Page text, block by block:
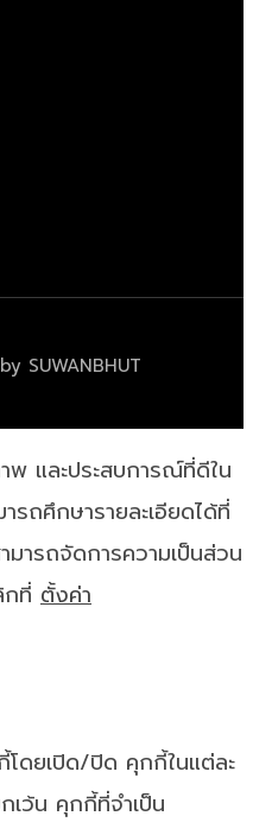
SUWANBHUT
พ และประสบการณ์ที่ดีใน
ถศึกษารายละเอียดได้ที่
มารถจัดการความเป็นส่วน
ที่ ตั้งค่า
ดยเปิด/ปิด คุกกี้ในแต่ละ
เว้น คุกกี้ที่จำเป็น